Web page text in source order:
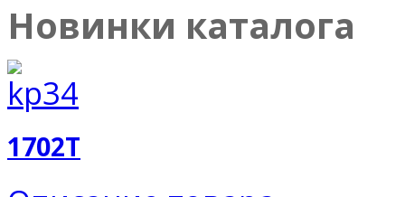
Новинки каталога
1702T